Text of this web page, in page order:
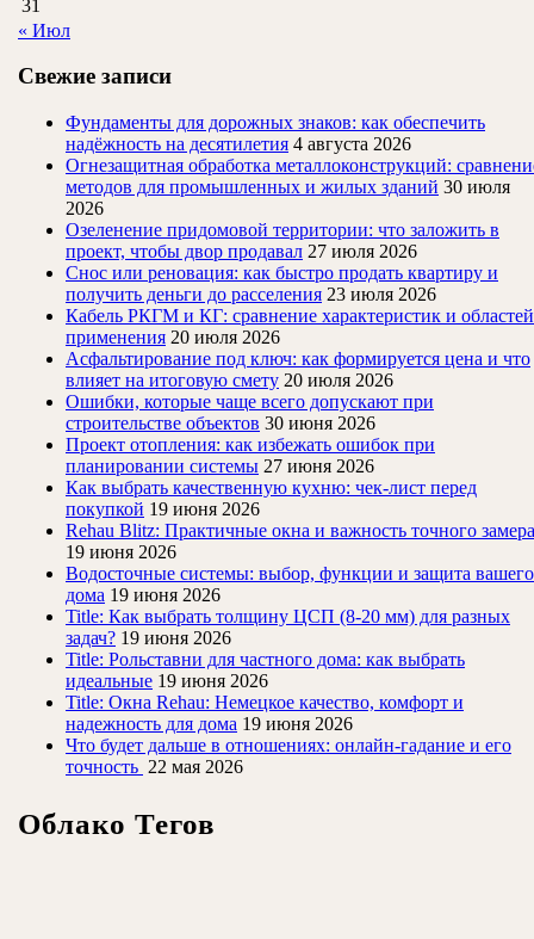
31
« Июл
Свежие записи
Фундаменты для дорожных знаков: как обеспечить
надёжность на десятилетия 4 августа 2026
Огнезащитная обработка металлоконструкций:
методов для промышленных и жилых зданий 30 июля
2026
Озеленение придомовой территории: что заложить в
проект, чтобы двор продавал 27 июля 2026
Снос или реновация: как быстро продать квартиру и
получить деньги до расселения 23 июля 2026
Кабель РКГМ и КГ: сравнение характеристик и областей
применения 20 июля 2026
Асфальтирование под ключ: как формируется цена и что
влияет на итоговую смету 20 июля 2026
Ошибки, которые чаще всего допускают при
строительстве объектов 30 июня 2026
Проект отопления: как избежать ошибок при
планировании системы 27 июня 2026
Как выбрать качественную кухню: чек-лист перед
покупкой 19 июня 2026
Rehau Blitz: Практичные окна и важность точного замера
19 июня 2026
Водосточные системы: выбор, функции и защита вашего
дома 19 июня 2026
Title: Как выбрать толщину ЦСП (8-20 мм) для разных
задач? 19 июня 2026
Title: Рольставни для частного дома: как выбрать
идеальные 19 июня 2026
Title: Окна Rehau: Немецкое качество, комфорт и
надежность для дома 19 июня 2026
Что будет дальше в отношениях: онлайн-гадание и его
точность 22 мая 2026
Облако Тегов